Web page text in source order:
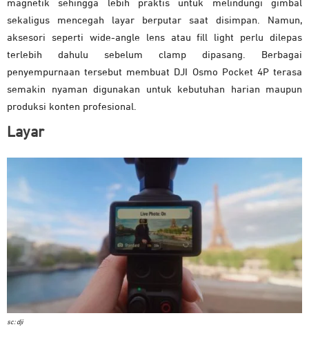
magnetik sehingga lebih praktis untuk melindungi gimbal
sekaligus mencegah layar berputar saat disimpan. Namun,
aksesori seperti wide-angle lens atau fill light perlu dilepas
terlebih dahulu sebelum clamp dipasang. Berbagai
penyempurnaan tersebut membuat DJI Osmo Pocket 4P terasa
semakin nyaman digunakan untuk kebutuhan harian maupun
produksi konten profesional.
Layar
sc: dji